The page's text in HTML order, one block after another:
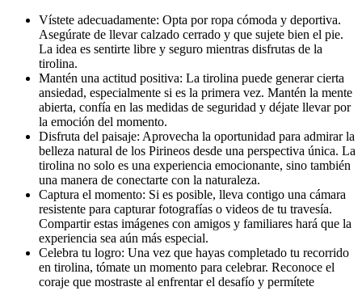
Vístete adecuadamente: Opta por ropa cómoda y deportiva.
Asegúrate de llevar calzado cerrado y que sujete bien el pie.
La idea es sentirte libre y seguro mientras disfrutas de la
tirolina.
Mantén una actitud positiva: La tirolina puede generar cierta
ansiedad, especialmente si es la primera vez. Mantén la mente
abierta, confía en las medidas de seguridad y déjate llevar por
la emoción del momento.
Disfruta del paisaje: Aprovecha la oportunidad para admirar la
belleza natural de los Pirineos desde una perspectiva única. La
tirolina no solo es una experiencia emocionante, sino también
una manera de conectarte con la naturaleza.
Captura el momento: Si es posible, lleva contigo una cámara
resistente para capturar fotografías o videos de tu travesía.
Compartir estas imágenes con amigos y familiares hará que la
experiencia sea aún más especial.
Celebra tu logro: Una vez que hayas completado tu recorrido
en tirolina, tómate un momento para celebrar. Reconoce el
coraje que mostraste al enfrentar el desafío y permítete